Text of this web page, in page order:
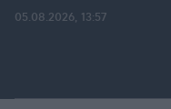
05.08.2026, 13:57